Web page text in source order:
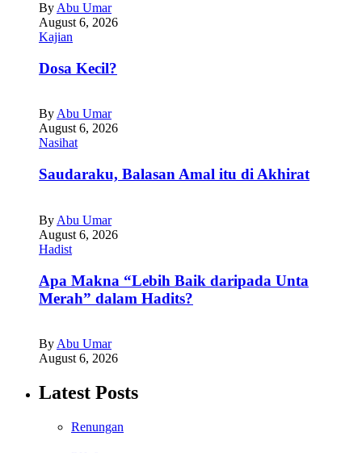
By Abu Umar
August 6, 2026
Kajian
Dosa Kecil?
ByAbu Umar
August 6, 2026
Nasihat
Saudaraku, Balasan Amal itu di Akhirat
By Abu Umar
August 6, 2026
Hadist
Apa Makna “Lebih Baik daripada Unta
Merah” dalam Hadits?
By Abu Umar
August 6, 2026
Latest Posts
Renungan